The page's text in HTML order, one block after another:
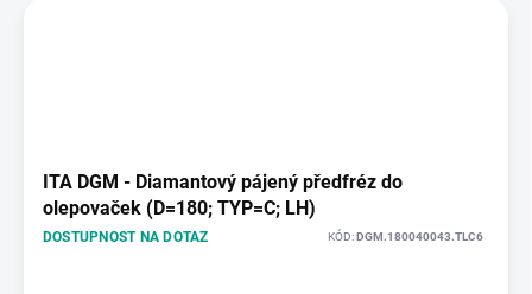
ITA DGM - Diamantový pájený předfréz do
olepovaček (D=180; TYP=C; LH)
DOSTUPNOST NA DOTAZ KÓD:DGM.180040043.TLC6